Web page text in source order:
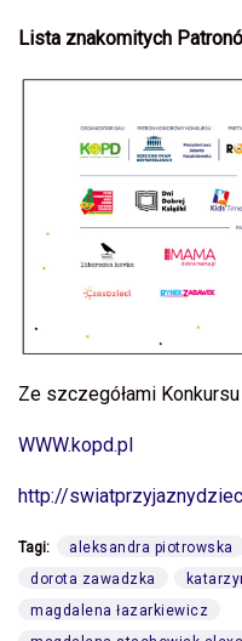
Lista znakomitych
Ze szczegółami
WWW.kopd.pl
http://
Tagi: aleksandra piotrowska
dorota zawadzka
magdalena łazarkiewicz